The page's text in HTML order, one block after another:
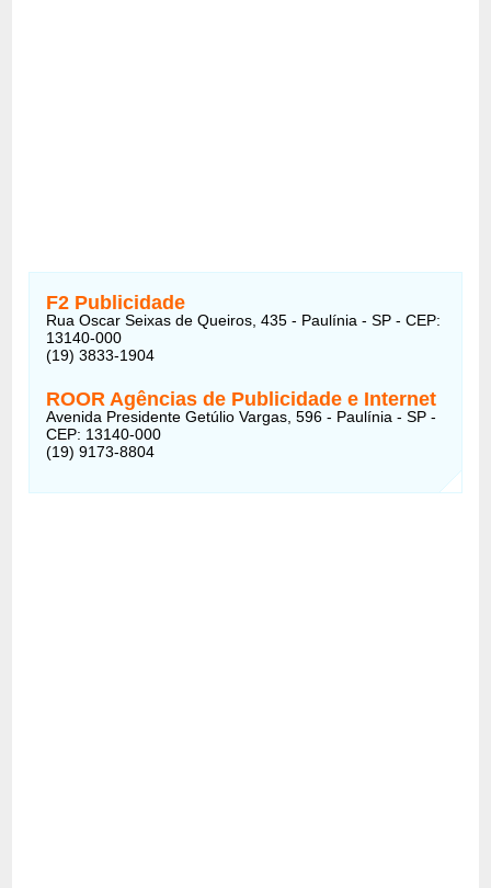
F2 Publicidade
Rua Oscar Seixas de Queiros, 435 - Paulínia - SP - CEP:
13140-000
(19) 3833-1904
ROOR Agências de Publicidade e Internet
Avenida Presidente Getúlio Vargas, 596 - Paulínia - SP -
CEP: 13140-000
(19) 9173-8804